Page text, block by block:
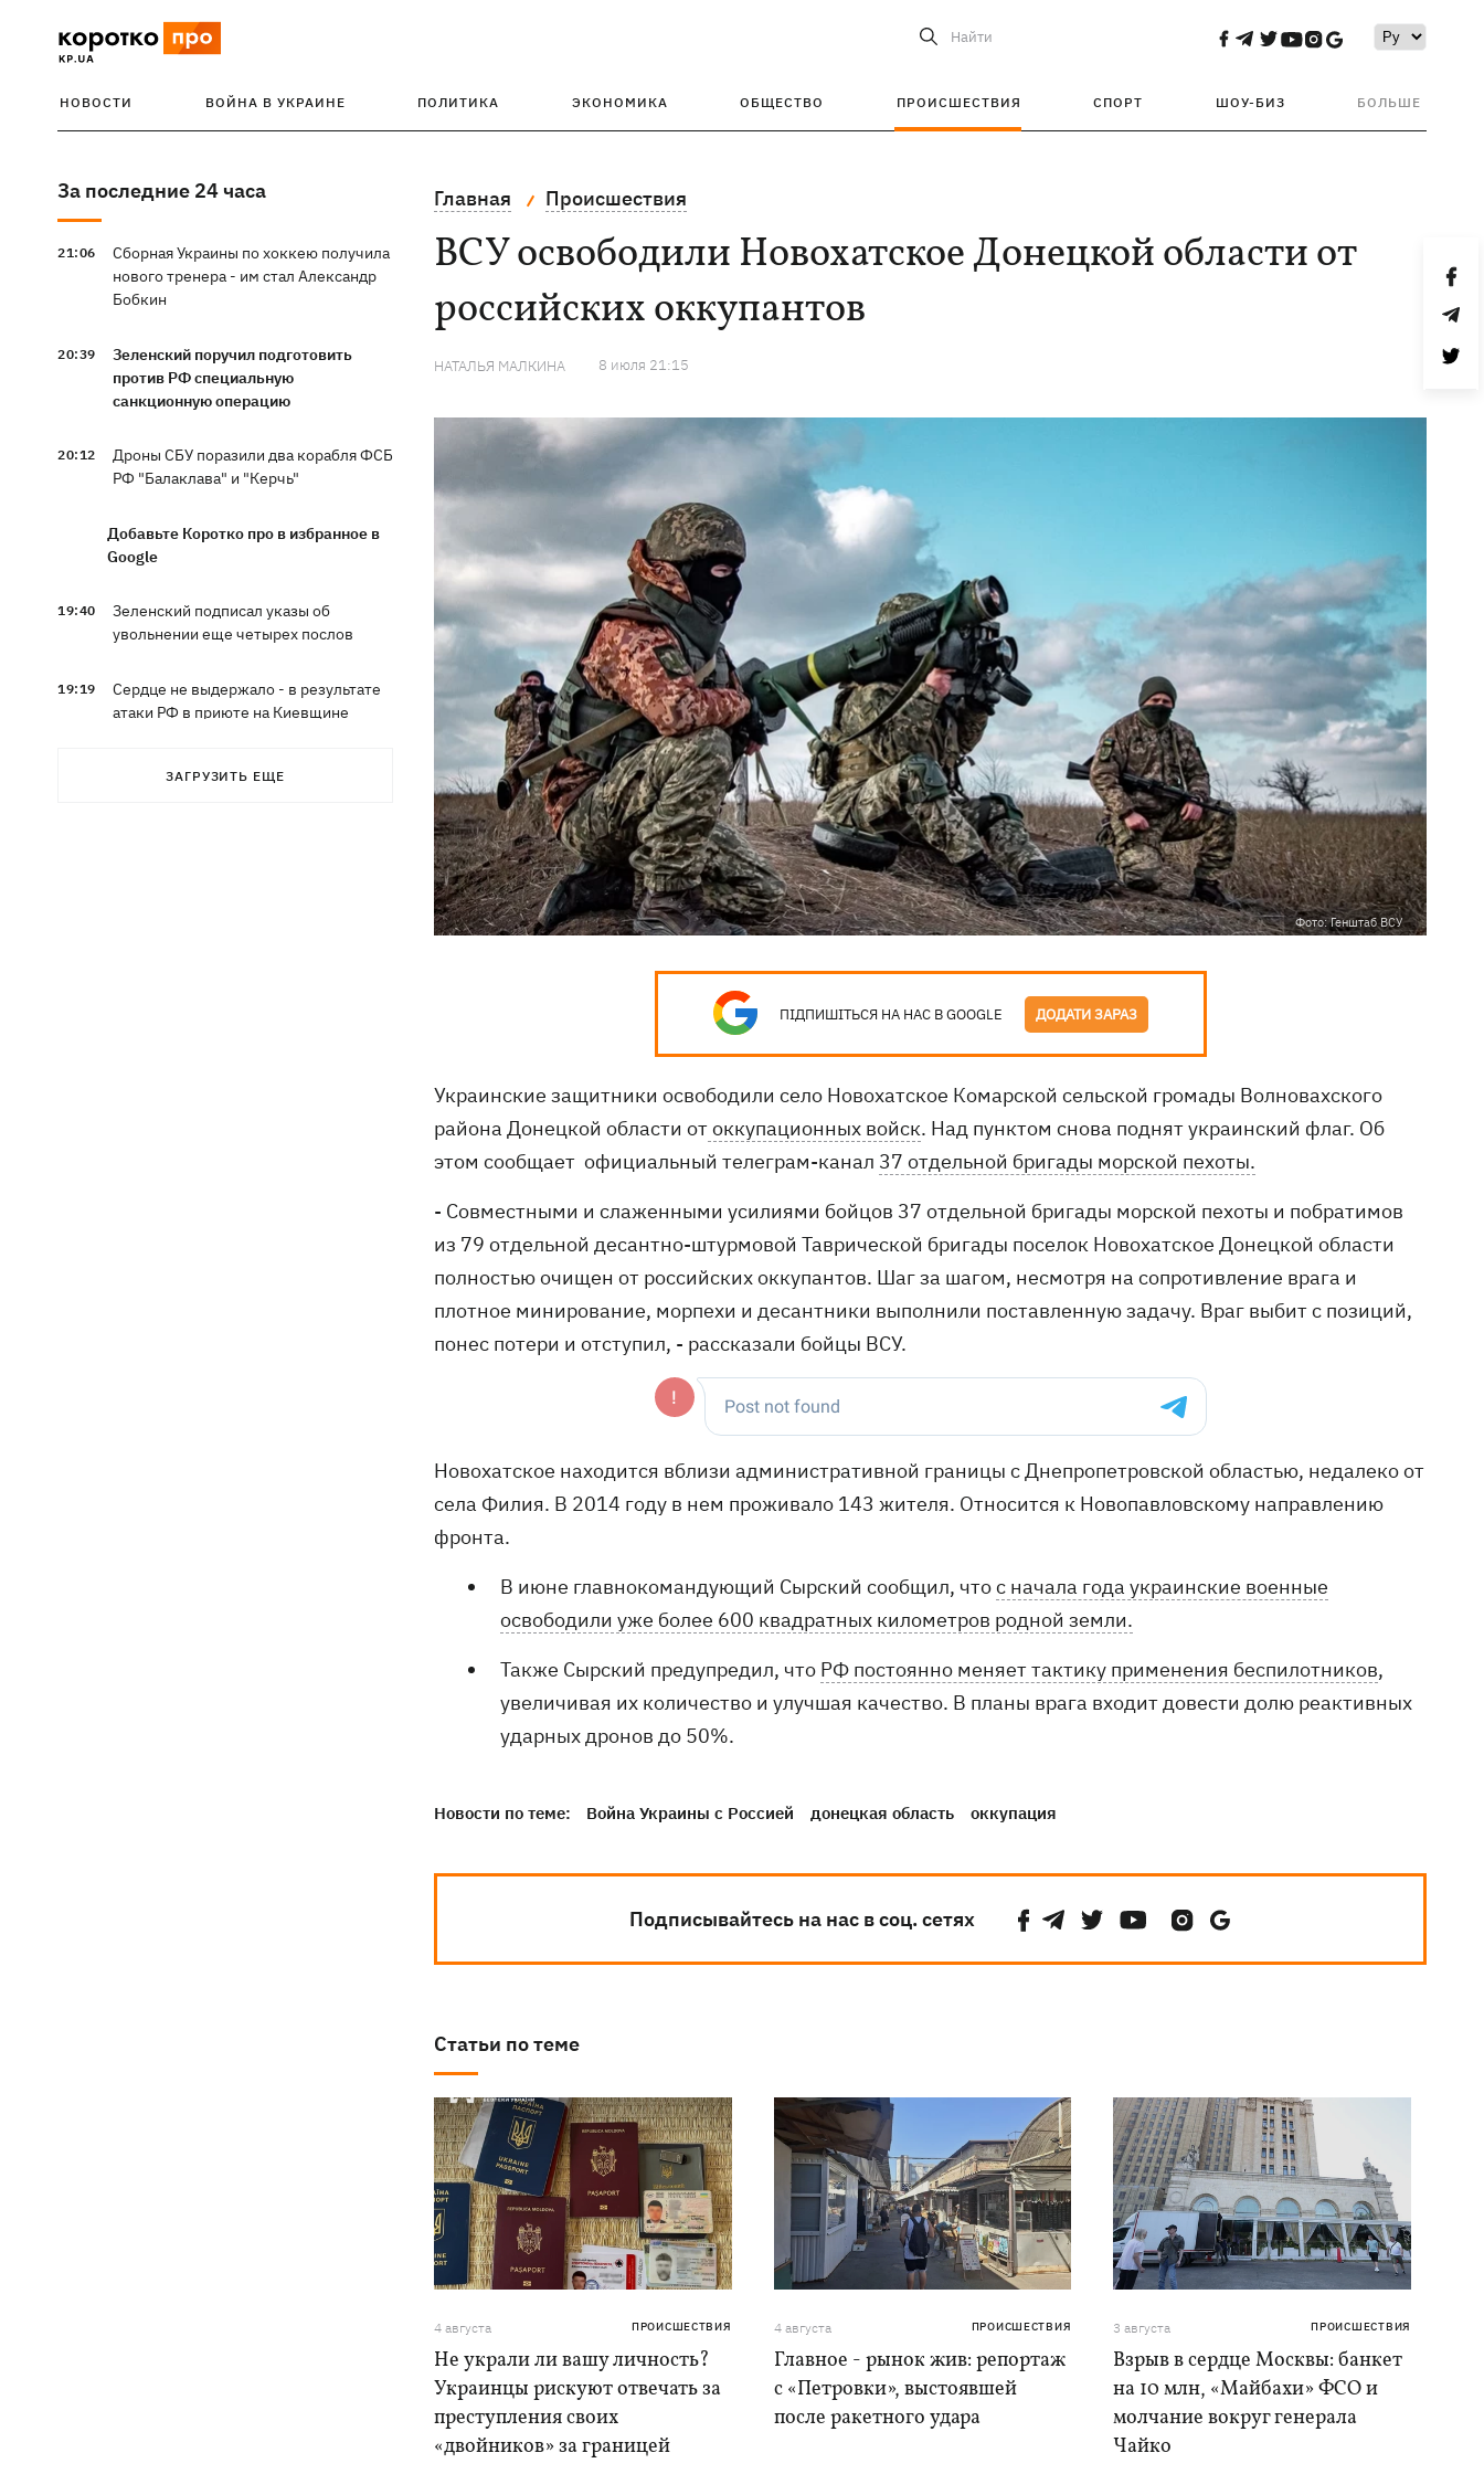
Найти
НОВОСТИ ВОЙНА В УКРАИНЕ ПОЛИТИКА ЭКОНОМИКА ОБЩЕСТВО ПРОИСШЕСТВИЯ СПОРТ ШОУ-БИЗ БОЛЬШЕ
За последние 24 часа
21:06
Сборная Украины по хоккею получила
нового тренера - им стал Александр
Бобкин
20:39
Зеленский поручил подготовить
против РФ специальную
санкционную операцию
20:12
Дроны СБУ поразили два корабля ФСБ
РФ "Балаклава" и "Керчь"
Добавьте Коротко про в избранное в
Google
19:40
Зеленский подписал указы об
увольнении еще четырех послов
19:19
Сердце не выдержало - в результате
атаки РФ в приюте на Киевщине
ЗАГРУЗИТЬ ЕЩЕ
Главная Происшествия
ВСУ освободили Новохатское Донецкой области от
российских оккупантов
НАТАЛЬЯ МАЛКИНА 8 июля 21:15
Фото: Генштаб ВСУ
ПІДПИШІТЬСЯ НА НАС В GOOGLE ДОДАТИ ЗАРАЗ
Украинские защитники освободили село Новохатское Комарской сельской громады Волновахского
района Донецкой области отоккупационных войск. Над пунктом снова поднят украинский флаг. Об
этом сообщает официальный телеграм-канал 37 отдельной бригады морской пехоты.
- Совместными и слаженными усилиями бойцов 37 отдельной бригады морской пехоты и побратимов
из 79 отдельной десантно-штурмовой Таврической бригады поселок Новохатское Донецкой области
полностью очищен от российских оккупантов. Шаг за шагом, несмотря на сопротивление врага и
плотное минирование, морпехи и десантники выполнили поставленную задачу. Враг выбит с позиций,
понес потери и отступил, - рассказали бойцы ВСУ.
Новохатское находится вблизи административной границы с Днепропетровской областью, недалеко от
села Филия. В 2014 году в нем проживало 143 жителя. Относится к Новопавловскому направлению
фронта.
В июне главнокомандующий Сырский сообщил, чтос начала года украинские военные
освободили уже более 600 квадратных километров родной земли.
Также Сырский предупредил, что РФ постоянно меняет тактику применения беспилотников,
увеличивая их количество и улучшая качество. В планы врага входит довести долю реактивных
ударных дронов до 50%.
Новости по теме: Война Украины с Россией донецкая область оккупация
Подписывайтесь на нас в соц. сетях
Статьи по теме
4 августа ПРОИСШЕСТВИЯ
Не украли ли вашу личность?
Украинцы рискуют отвечать за
преступления своих
«двойников» за границей
4 августа ПРОИСШЕСТВИЯ
Главное - рынок жив: репортаж
с «Петровки», выстоявшей
после ракетного удара
3 августа ПРОИСШЕСТВИЯ
Взрыв в сердце Москвы: банкет
на 10 млн, «Майбахи» ФСО и
молчание вокруг генерала
Чайко